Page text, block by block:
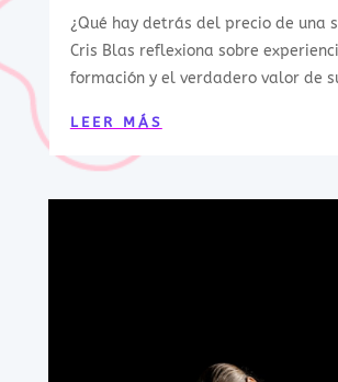
¿Qué hay detrás del precio de una
Cris Blas reflexiona sobre
formación y el verdadero valor de
LEER MÁS